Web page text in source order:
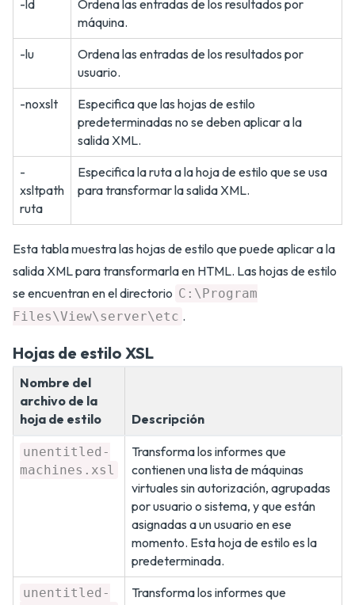
-ld
Ordena las entradas de los resultados por
máquina.
-lu
Ordena las entradas de los resultados por
usuario.
-noxslt
Especifica que las hojas de estilo
predeterminadas no se deben aplicar a la
salida XML.
-
xsltpath
ruta
Especifica la ruta a la hoja de estilo que se usa
para transformar la salida XML.
Esta tabla muestra las hojas de estilo que puede aplicar a la
salida XML para transformarla en HTML. Las hojas de estilo
se encuentran en el directorio C:\Program
Files\View\server\etc .
Hojas de estilo XSL
Nombre del
archivo de la
hoja de estilo
Descripción
unentitled-
machines.xsl
Transforma los informes que
contienen una lista de máquinas
virtuales sin autorización, agrupadas
por usuario o sistema, y que están
asignadas a un usuario en ese
momento. Esta hoja de estilo es la
predeterminada.
unentitled-
Transforma los informes que